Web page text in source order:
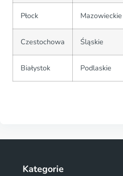
Płock Mazowieckie
Czestochowa Śląskie
Białystok Podlaskie
Kategorie